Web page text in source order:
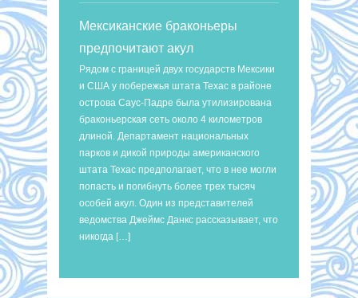
Мексиканские браконьеры
предпочитают акул
Рядом с границей двух государств Мексики
и США у побережья штата Техас в районе
острова Саус-Падре была утилизирована
браконьерская сеть около 4 километров
длиной. Департамент национальных
парков и дикой природы американского
штата Техас предполагает, что в нее могли
попасть и погибнуть более трех тысяч
особей акул. Один из представителей
ведомства Джеймс Данкс рассказывает, что
никогда […]